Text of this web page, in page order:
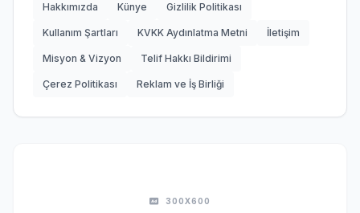
Hakkımızda Künye Gizlilik Politikası
Kullanım Şartları KVKK Aydınlatma Metni İletişim
Misyon & Vizyon Telif Hakkı Bildirimi
Çerez Politikası Reklam ve İş Birliği
300X600